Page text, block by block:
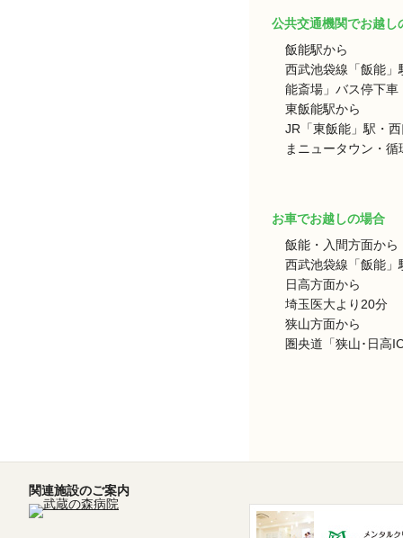
公共交通機関でお越し
飯能駅から
西武池袋線「飯能
能斎場」バス停下車
東飯能駅から
JR「東飯能」駅・
まニュータウン・
お車でお越しの場合
飯能・入間方面から
西武池袋線「飯能
日高方面から
埼玉医大より20分
狭山方面から
圏央道「狭山･日高
関連施設のご案内